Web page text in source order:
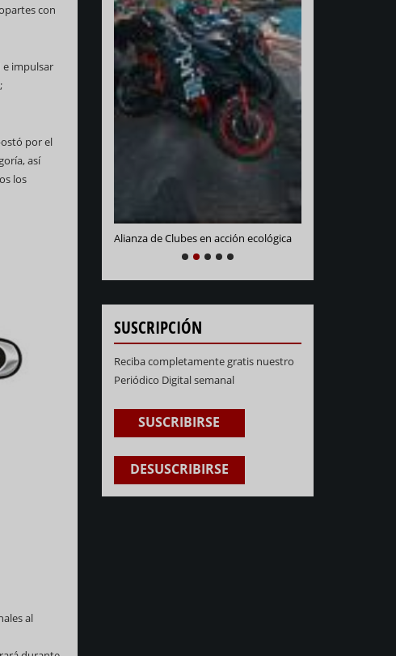
con
e impulsar
por el
así
los
al
de La Habana
Alianza de Clubes en acción ecológica
PREVIOUS
SUSCRIPCIÓN
Reciba completamente gratis nuestro
Periódico Digital semanal
SUSCRIBIRSE
DESUSCRIBIRSE